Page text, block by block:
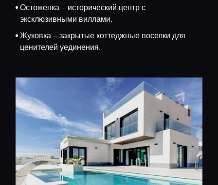
Остоженка – исторический центр с
эксклюзивными виллами.
Жуковка – закрытые коттеджные поселки для
ценителей уединения.